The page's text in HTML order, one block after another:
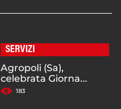
SERVIZI
Agropoli (Sa),
celebrata Giorna...
183